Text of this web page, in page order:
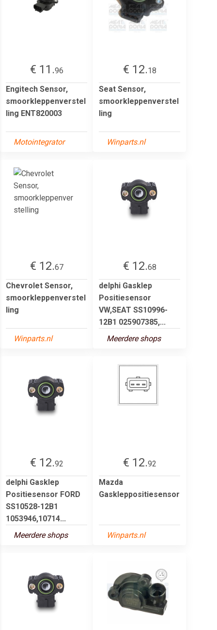
€ 11.96
Engitech Sensor,
smoorkleppenverstel
ling ENT820003
Motointegrator
€ 12.18
Seat Sensor,
smoorkleppenverstel
ling
Winparts.nl
€ 12.67
Chevrolet Sensor,
smoorkleppenverstel
ling
Winparts.nl
€ 12.68
delphi Gasklep
Positiesensor
VW,SEAT SS10996-
12B1 025907385,...
Meerdere shops
€ 12.92
delphi Gasklep
Positiesensor FORD
SS10528-12B1
1053946,10714...
Meerdere shops
€ 12.92
Mazda
Gaskleppositiesensor
Winparts.nl